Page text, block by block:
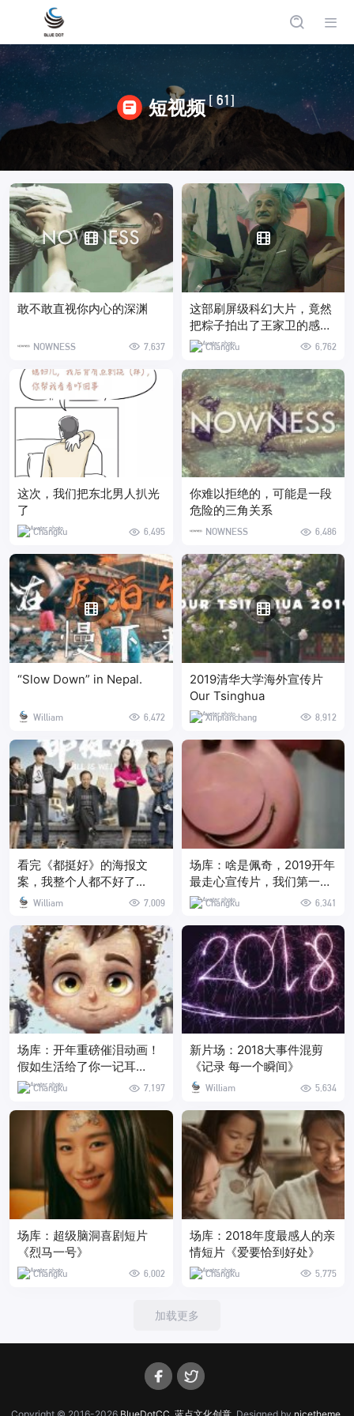
短视频 [ 61]
敢不敢直视你内心的深渊
NOWNESS 7,637
这部刷屏级科幻大片，竟然
把粽子拍出了王家卫的感
觉？！
Changku 6,762
这次，我们把东北男人扒光
了
Changku 6,495
你难以拒绝的，可能是一段
危险的三角关系
NOWNESS 6,486
“Slow Down” in Nepal.
William 6,472
2019清华大学海外宣传片
Our Tsinghua
Xinpianchang 8,912
看完《都挺好》的海报文
案，我整个人都不好了...
William 7,009
场库：啥是佩奇，2019开年
最走心宣传片，我们第一个
整明白了，导演专访+完整
Changku 6,341
场库：开年重磅催泪动画！
假如生活给了你一记耳
光……Changku 7,197
新片场：2018大事件混剪
《记录 每一个瞬间》
William 5,634
场库：超级脑洞喜剧短片
《烈马一号》
Changku 6,002
场库：2018年度最感人的亲
情短片《爱要恰到好处》
Changku 5,775
加载更多